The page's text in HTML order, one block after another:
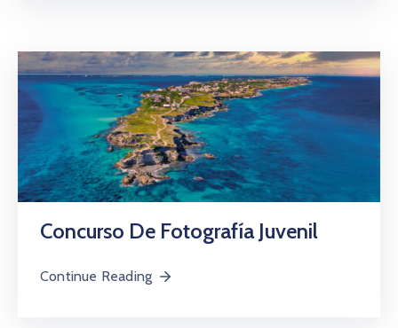
Concurso De Fotografía Juvenil
Continue Reading